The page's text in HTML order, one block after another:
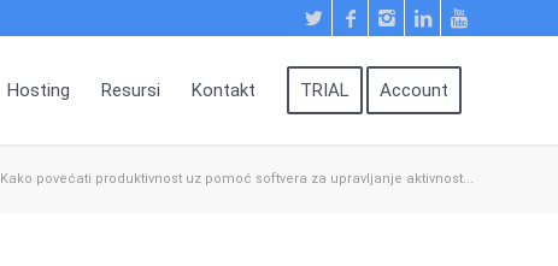
Hosting Resursi Kontakt TRIAL Account
Kako povećati produktivnost uz pomoć softvera za upravljanje aktivnost...